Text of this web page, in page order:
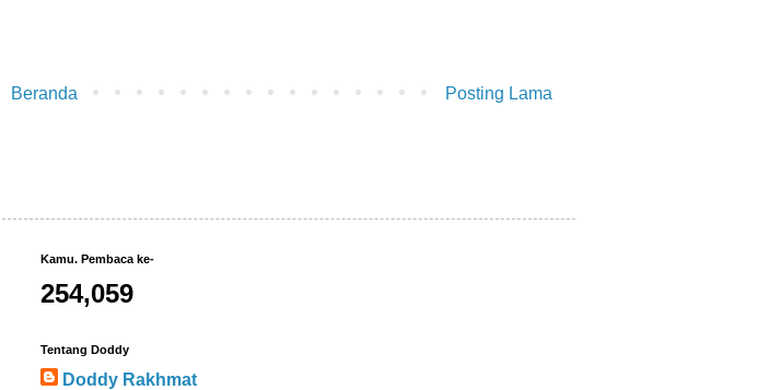
Posting Lama
Beranda
Kamu. Pembaca ke-
254,059
Tentang Doddy
Doddy Rakhmat